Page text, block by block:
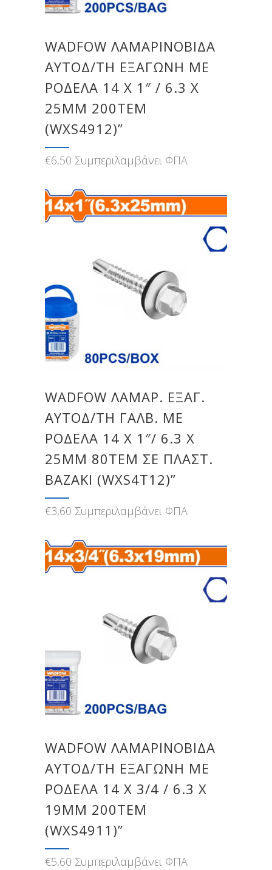
WADFOW ΛΑΜΑΡΙΝΟΒΙΔΑ
ΑΥΤΟΔ/ΤΗ ΕΞΑΓΩΝΗ ΜΕ
ΡΟΔΕΛΑ 14 Χ 1″ / 6.3 Χ
25MM 200TEM
(WXS4912)”
€6,50 Συμπεριλαμβάνει ΦΠΑ
WADFOW ΛΑΜΑΡ. ΕΞΑΓ.
ΑΥΤΟΔ/ΤΗ ΓΑΛΒ. ΜΕ
ΡΟΔΕΛΑ 14 X 1″/ 6.3 Χ
25MM 80TEM ΣΕ ΠΛΑΣΤ.
ΒΑΖΑΚΙ (WXS4T12)”
€3,60 Συμπεριλαμβάνει ΦΠΑ
WADFOW ΛΑΜΑΡΙΝΟΒΙΔΑ
ΑΥΤΟΔ/ΤΗ ΕΞΑΓΩΝΗ ΜΕ
ΡΟΔΕΛΑ 14 Χ 3/4 / 6.3 Χ
19MM 200TEM
(WXS4911)”
€5,60 Συμπεριλαμβάνει ΦΠΑ